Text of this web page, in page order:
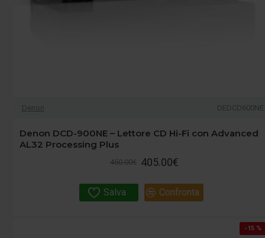
Denon DEDCD600NE
Denon DCD-900NE – Lettore CD Hi-Fi con Advanced
AL32 Processing Plus
405.00€
450.00€
Salva Confronta
-15 %